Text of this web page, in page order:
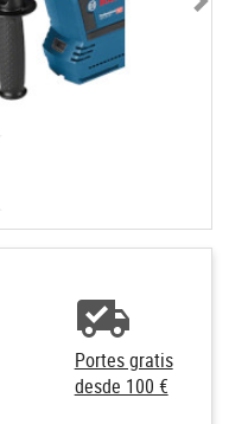
Portes gratis
desde 100 €